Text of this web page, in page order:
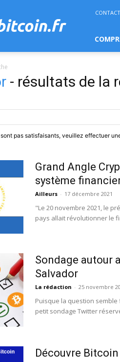
CONTACT
- résultats de la
pas satisfaisants, veuillez effectuer
Grand Angle
système
Ailleurs - 17 décembre 2021
"Le 20 novembre 2021, le
pays allait révolutionner le
Sondage autour
Salvador
La rédaction - 25 novembre
Puisque la question
petit sondage Twitter
Découvre